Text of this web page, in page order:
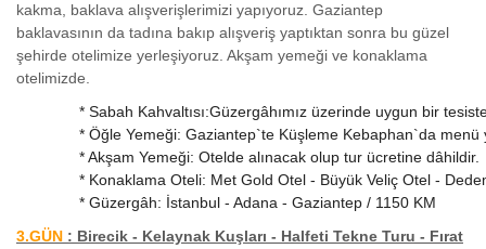
kakma, baklava alışverişlerimizi yapıyoruz. Gaziantep
baklavasının da tadına bakıp alışveriş yaptıktan sonra bu güzel
şehirde otelimize yerleşiyoruz. Akşam yemeği ve konaklama
otelimizde.
* Sabah Kahvaltısı:Güzergâhımız üzerinde uygun bir
* Öğle Yemeği: Gaziantep`te Küşleme Kebaphan`da menü
* Akşam Yemeği: Otelde alınacak olup tur ücretine dâhildir.
* Konaklama Oteli: Met Gold Otel - Büyük Veliç Otel -
* Güzergâh: İstanbul - Adana - Gaziantep / 1150 KM
3.GÜN : Birecik - Kelaynak Kuşları - Halfeti Tekne Turu - Fırat